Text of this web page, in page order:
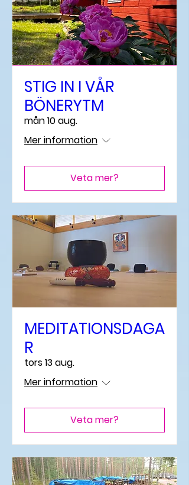
STIG IN I VÅR
BÖNERYTM
mån 10 aug.
Mer information
Veta mer?
MEDITATIONSDAGA
R
tors 13 aug.
Mer information
Veta mer?